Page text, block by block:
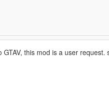
this mod is a user